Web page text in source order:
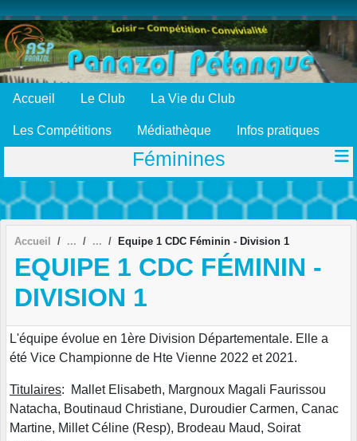
Accueil Le Club La Vie du Club
Les Compétitions Médiathèque Infos pratiques
Féminines
Accueil Equipe 1 CDC Féminin - Division 1
EQUIPE 1 CDC FÉMININ -
DIVISION 1
L'équipe évolue en 1ère Division Départementale. Elle a
été Vice Championne de Hte Vienne 2022 et 2021.
Titulaires: Mallet Elisabeth, Margnoux Magali Faurissou
Natacha, Boutinaud Christiane, Duroudier Carmen, Canac
Martine, Millet Céline (Resp), Brodeau Maud, Soirat